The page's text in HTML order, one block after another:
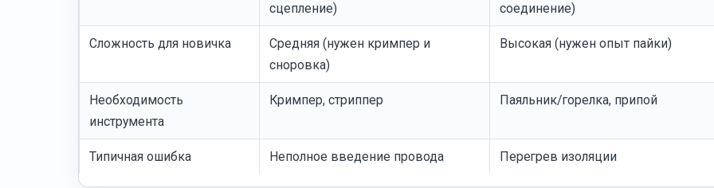
сцепление)
соединение)
Сложность для новичка
Средняя (нужен кримпер и
сноровка)
Высокая (нужен опыт пайки)
Необходимость
инструмента
Кримпер, стриппер Паяльник/горелка, припой
Типичная ошибка Неполное введение провода Перегрев изоляции